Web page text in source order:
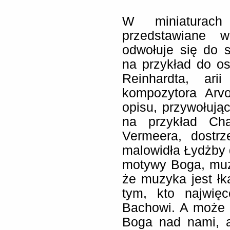
W
przedstawiane
odwołuje się do
na przykład do
Reinhardta,
kompozytora
opisu,
na przykład
Vermeera,
malowidła Łydżby
motywy Boga,
że muzyka jest
tym, kto
Bachowi. A
Boga nad nami,